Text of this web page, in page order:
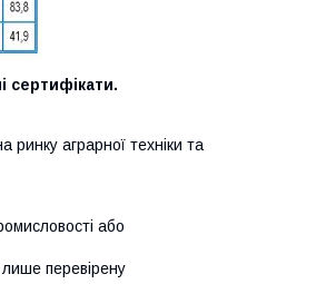
сертифікати.
ринку аграрної техніки та
або
перевірену